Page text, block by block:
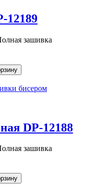
12189
зашивка
DP-12188
зашивка